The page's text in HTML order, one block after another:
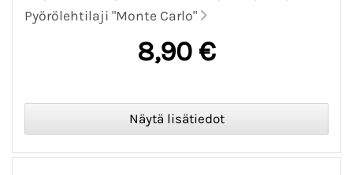
Pyörölehtilaji "Monte Carlo"
8,90 €